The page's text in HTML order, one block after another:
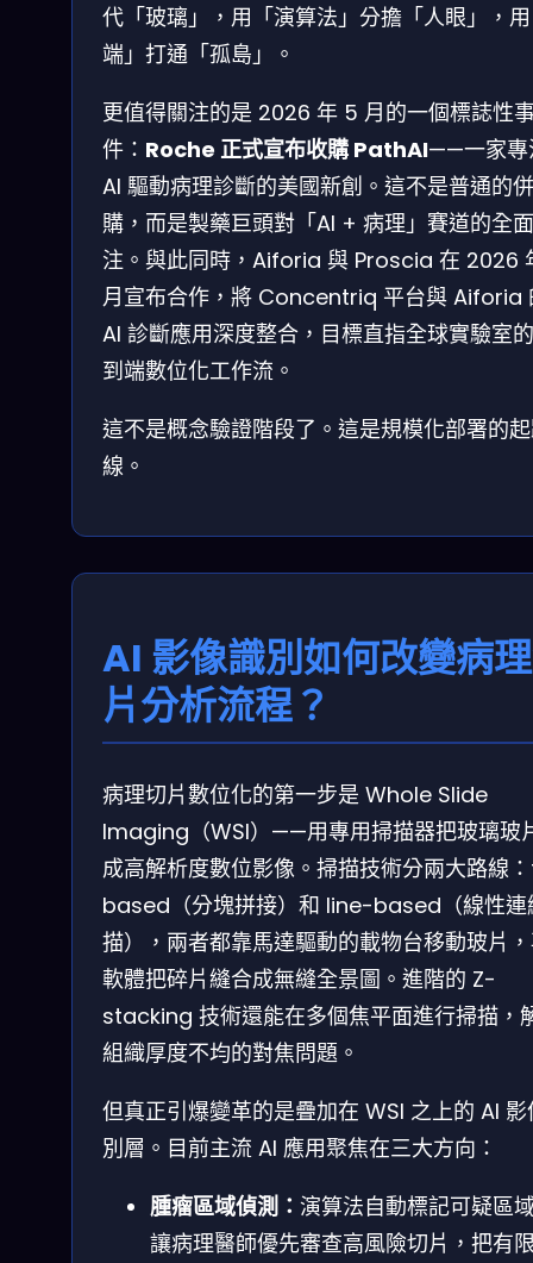
代「玻璃」，用「演算法」分擔「人眼」，
端」打通「孤島」。
更值得關注的是 2026 年 5 月的一個標誌性
件： Roche 正式宣布收購 PathAI——一家專
AI 驅動病理診斷的美國新創。這不是普通的併
購，而是製藥巨頭對「AI + 病理」賽道的全
注。與此同時，Aiforia 與 Proscia 在 2026
月宣布合作，將 Concentriq 平台與 Aiforia
AI 診斷應用深度整合，目標直指全球實驗室
到端數位化工作流。
這不是概念驗證階段了。這是規模化部署的
線。
AI 影像識別如何改變病
片分析流程？
病理切片數位化的第一步是 Whole Slide
Imaging（WSI）——用專用掃描器把玻璃玻
成高解析度數位影像。掃描技術分兩大路線
based（分塊拼接）和 line-based（線性連
描），兩者都靠馬達驅動的載物台移動玻片
軟體把碎片縫合成無縫全景圖。進階的 Z-
stacking 技術還能在多個焦平面進行掃描，
組織厚度不均的對焦問題。
但真正引爆變革的是疊加在 WSI 之上的 AI
別層。目前主流 AI 應用聚焦在三大方向：
腫瘤區域偵測： 演算法自動標記可疑區
讓病理醫師優先審查高風險切片，把有